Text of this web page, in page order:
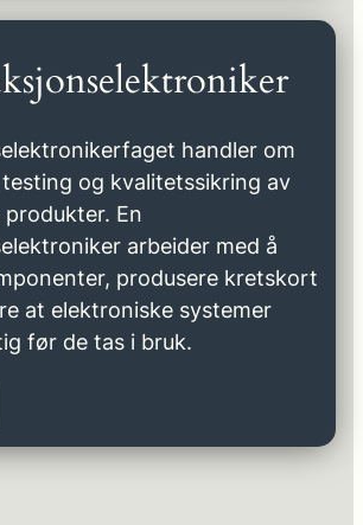
handler om
og kvalitetssikring av
En
arbeider med å
produsere kretskort
at elektroniske systemer
før de tas i bruk.